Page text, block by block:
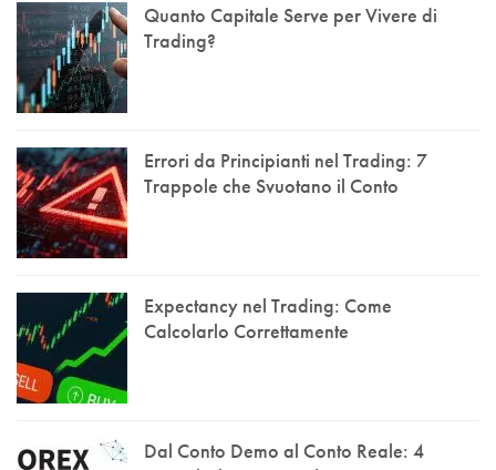
Quanto Capitale Serve per Vivere di
Trading?
Errori da Principianti nel Trading: 7
Trappole che Svuotano il Conto
Expectancy nel Trading: Come
Calcolarlo Correttamente
Dal Conto Demo al Conto Reale: 4